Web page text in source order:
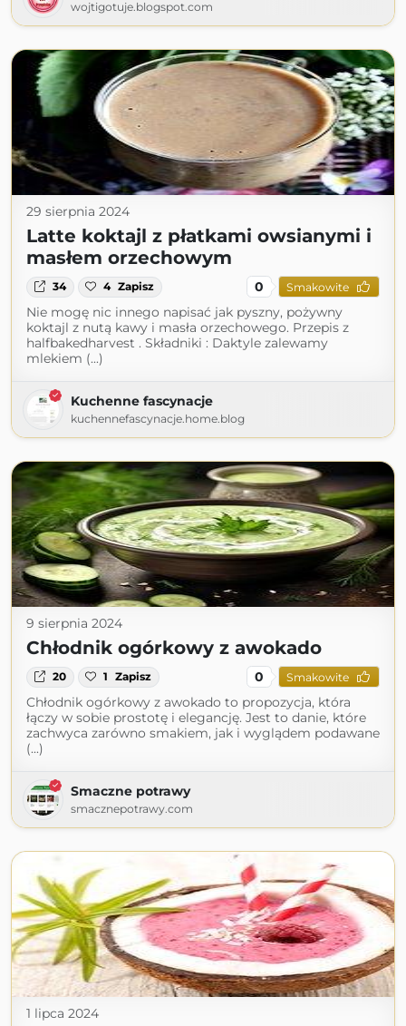
wojtigotuje.blogspot.com
29 sierpnia 2024
Latte koktajl z płatkami owsianymi i
masłem orzechowym
34 4 Zapisz 0 Smakowite
Nie mogę nic innego napisać jak pyszny, pożywny
koktajl z nutą kawy i masła orzechowego. Przepis z
halfbakedharvest . Składniki : Daktyle zalewamy
mlekiem (...)
Kuchenne fascynacje
kuchennefascynacje.home.blog
9 sierpnia 2024
Chłodnik ogórkowy z awokado
20 1 Zapisz 0 Smakowite
Chłodnik ogórkowy z awokado to propozycja, która
łączy w sobie prostotę i elegancję. Jest to danie, które
zachwyca zarówno smakiem, jak i wyglądem podawane
(...)
Smaczne potrawy
smacznepotrawy.com
1 lipca 2024